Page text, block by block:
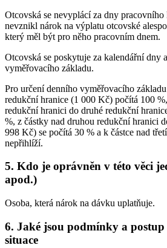
Otcovská se nevyplácí za dny
nevznikl nárok na výplatu otcovské
který měl být pro něho pracovním dnem.
Otcovská se poskytuje za kalendářní dny
vyměřovacího základu.
Pro určení denního vyměřovacího
redukční hranice (1 000 Kč) počítá 100
redukční hranici do druhé redukční
%, z částky nad druhou redukční hranici
998 Kč) se počítá 30 % a k částce nad
nepřihlíží.
5. Kdo je oprávněn v této věci
apod.)
Osoba, která nárok na dávku uplatňuje.
6. Jaké jsou podmínky a
situace